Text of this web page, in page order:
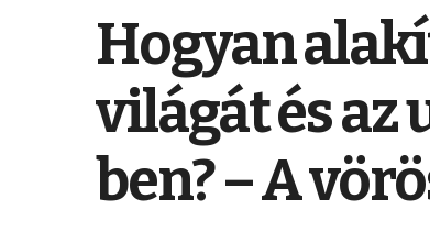
Hogyan
világát és az
ben? – A